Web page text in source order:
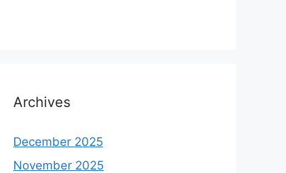
Archives
December 2025
November 2025